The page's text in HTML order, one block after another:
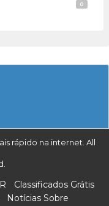
0
rápido na internet. All
Classificados Grátis
Notícias Sobre